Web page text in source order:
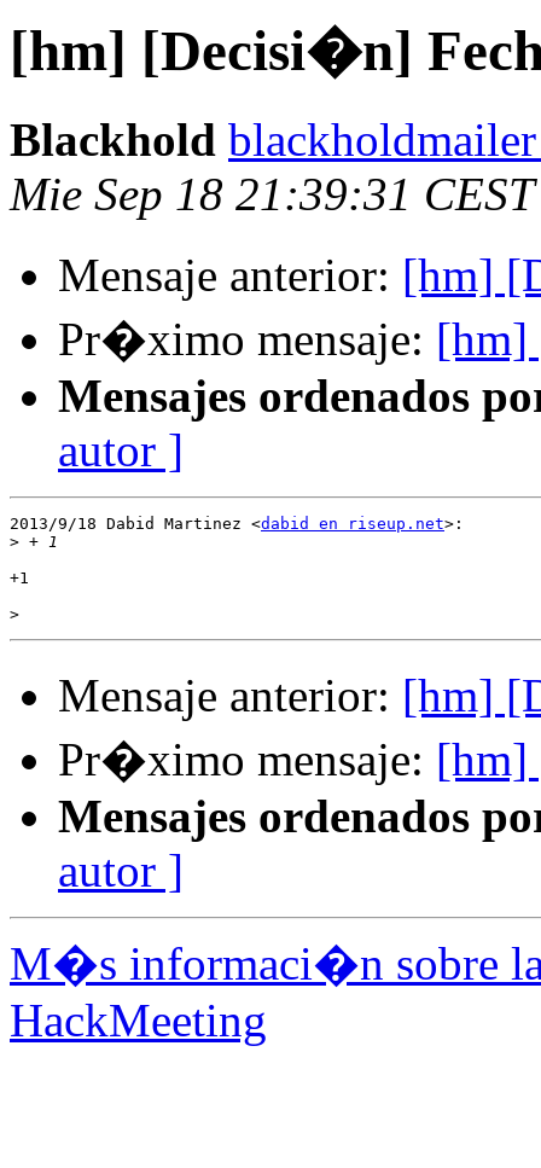
[hm] [Decisi�n]
Blackhold
Mie Sep 18 21:39:31
Mensaje anterior: [hm]
Pr�ximo mensaje: [hm]
Mensajes ordenados
autor ]
2013/9/18 Dabid Martinez <dabid en riseup.net>:
>
+1
>
Mensaje anterior: [hm]
Pr�ximo mensaje: [hm]
Mensajes ordenados
autor ]
M�s informaci�n sobre
HackMeeting